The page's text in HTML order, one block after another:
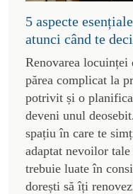
5 aspecte
atunci când te
Renovarea locuinței
părea complicat la
potrivit și o
deveni unul
spațiu în care te
adaptat nevoilor
trebuie luate în
dorești să îți